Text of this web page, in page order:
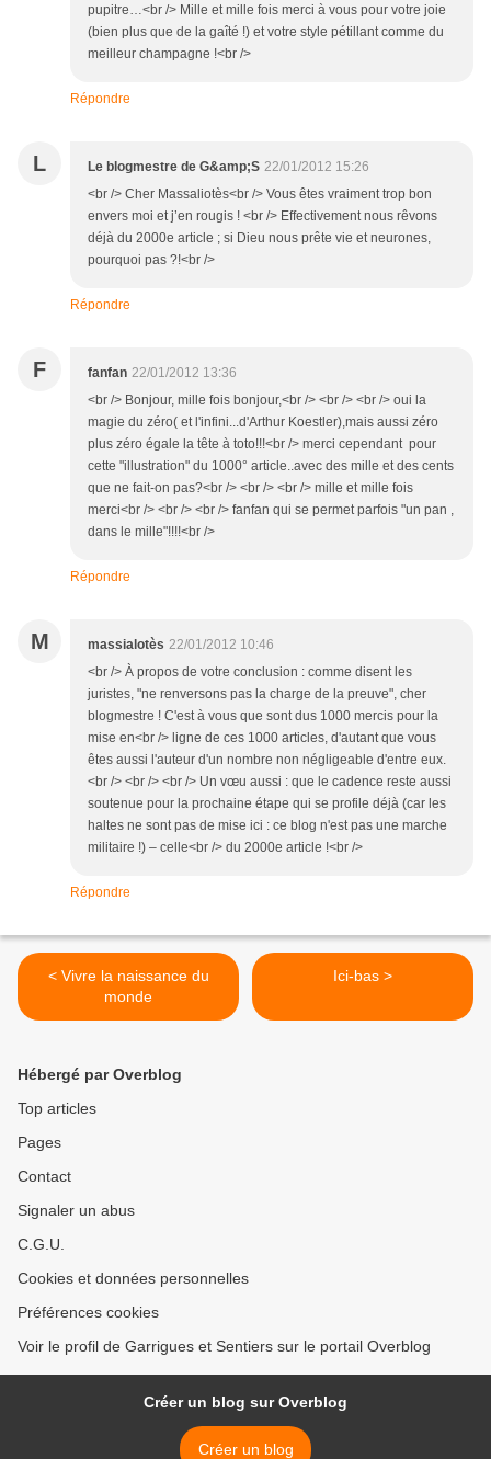
pupitre…<br /> Mille et mille fois merci à vous pour votre joie
(bien plus que de la gaîté !) et votre style pétillant comme du
meilleur champagne !<br />
Répondre
L Le blogmestre de G&amp;S 22/01/2012 15:26
<br /> Cher Massaliotès<br /> Vous êtes vraiment trop bon
envers moi et j’en rougis ! <br /> Effectivement nous rêvons
déjà du 2000e article ; si Dieu nous prête vie et neurones,
pourquoi pas ?!<br />
Répondre
F fanfan 22/01/2012 13:36
<br /> Bonjour, mille fois bonjour,<br /> <br /> <br /> oui la
magie du zéro( et l'infini...d'Arthur Koestler),mais aussi zéro
plus zéro égale la tête à toto!!!<br /> merci cependant pour
cette "illustration" du 1000° article..avec des mille et des cents
que ne fait-on pas?<br /> <br /> <br /> mille et mille fois
merci<br /> <br /> <br /> fanfan qui se permet parfois "un pan ,
dans le mille"!!!!<br />
Répondre
M massialotès 22/01/2012 10:46
<br /> À propos de votre conclusion : comme disent les
juristes, "ne renversons pas la charge de la preuve", cher
blogmestre ! C'est à vous que sont dus 1000 mercis pour la
mise en<br /> ligne de ces 1000 articles, d'autant que vous
êtes aussi l'auteur d'un nombre non négligeable d'entre eux.
<br /> <br /> <br /> Un vœu aussi : que le cadence reste aussi
soutenue pour la prochaine étape qui se profile déjà (car les
haltes ne sont pas de mise ici : ce blog n'est pas une marche
militaire !) – celle<br /> du 2000e article !<br />
Répondre
< Vivre la naissance du
monde
Ici-bas >
Hébergé par Overblog
Top articles
Pages
Contact
Signaler un abus
C.G.U.
Cookies et données personnelles
Préférences cookies
Voir le profil de Garrigues et Sentiers sur le portail Overblog
Créer un blog sur Overblog
Créer un blog